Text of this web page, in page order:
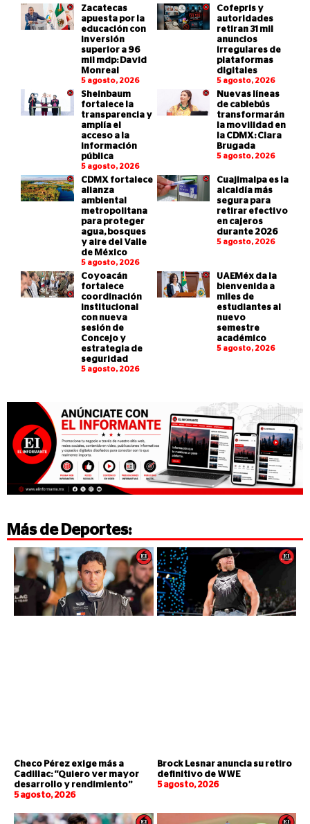
Zacatecas
apuesta por la
educación con
inversión
superior a 96
mil mdp: David
Monreal
5 agosto, 2026
Cofepris y
autoridades
retiran 31 mil
anuncios
irregulares de
plataformas
digitales
5 agosto, 2026
Sheinbaum
fortalece la
transparencia y
amplía el
acceso a la
información
pública
5 agosto, 2026
Nuevas líneas
de cablebús
transformarán
la movilidad en
la CDMX: Clara
Brugada
5 agosto, 2026
CDMX fortalece
alianza
ambiental
metropolitana
para proteger
agua, bosques
y aire del Valle
de México
5 agosto, 2026
Cuajimalpa es la
alcaldía más
segura para
retirar efectivo
en cajeros
durante 2026
5 agosto, 2026
Coyoacán
fortalece
coordinación
institucional
con nueva
sesión de
Concejo y
estrategia de
seguridad
5 agosto, 2026
UAEMéx da la
bienvenida a
miles de
estudiantes al
nuevo
semestre
académico
5 agosto, 2026
Más de Deportes:
Checo Pérez exige más a
Cadillac: “Quiero ver mayor
desarrollo y rendimiento”
5 agosto, 2026
Brock Lesnar anuncia su retiro
definitivo de WWE
5 agosto, 2026